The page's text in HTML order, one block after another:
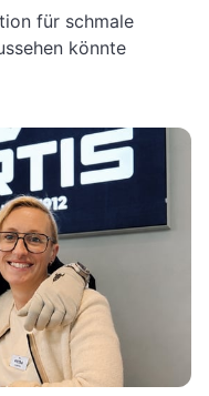
für schmale
könnte